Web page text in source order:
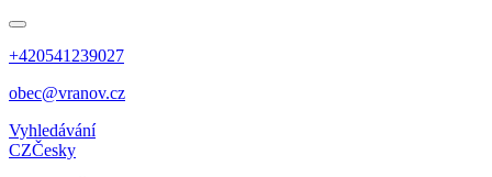
+420541239027
obec@vranov.cz
Vyhledávání
CZČesky